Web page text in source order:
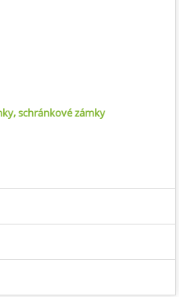
schránkové zámky